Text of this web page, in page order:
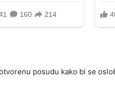
posudu kako bi se